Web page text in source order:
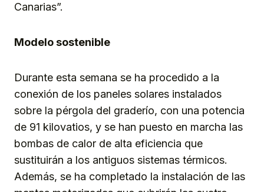
Canarias”.
Modelo sostenible
Durante esta semana se ha procedido a la
conexión de los paneles solares instalados
sobre la pérgola del graderío, con una potencia
de 91 kilovatios, y se han puesto en marcha las
bombas de calor de alta eficiencia que
sustituirán a los antiguos sistemas térmicos.
Además, se ha completado la instalación de las